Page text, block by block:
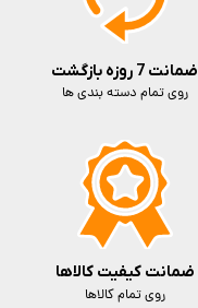
ضمانت 7 روزه بازگشت
روی تمام دسته بندی ها
ضمانت کیفیت کالاها
روی تمام کالاها